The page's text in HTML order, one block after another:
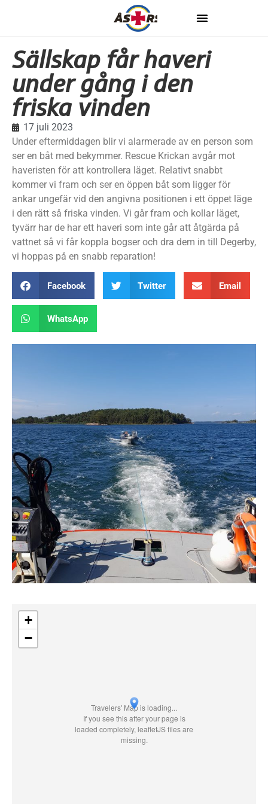
Sällskap får haveri
under gång i den
friska vinden
17 juli 2023
Under eftermiddagen blir vi alarmerade av en person som
ser en båt med bekymmer. Rescue Krickan avgår mot
haveristen för att kontrollera läget. Relativt snabbt
kommer vi fram och ser en öppen båt som ligger för
ankar ungefär vid den angivna positionen i ett öppet läge
i den rätt så friska vinden. Vi går fram och kollar läget,
tyvärr har de har ett haveri som inte går att åtgärda på
vattnet så vi får koppla bogser och dra dem in till Degerby,
vi hoppas på en snabb reparation!
Facebook Twitter Email
WhatsApp
Travelers' Map is loading...
If you see this after your page is
loaded completely, leafletJS files are
missing.
+
−